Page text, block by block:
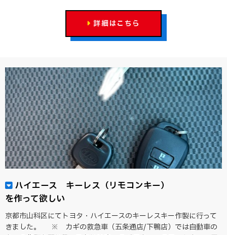
詳細はこちら
ハイエース キーレス（リモコンキー）
を作って欲しい
京都市山科区にてトヨタ・ハイエースのキーレスキー作製に行って
きました。 ※ カギの救急車（五条通店/下鴨店）では自動車の